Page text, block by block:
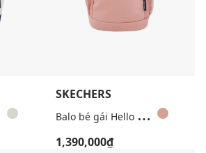
SKECHERS
B
alo bé gái Hello Kitty & My Melody
1,390,000₫